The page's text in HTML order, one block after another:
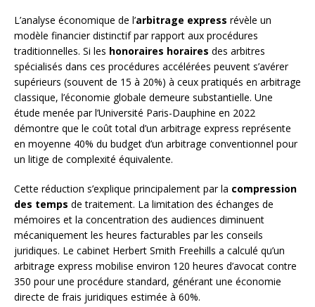
L’analyse économique de l’arbitrage express révèle un
modèle financier distinctif par rapport aux procédures
traditionnelles. Si les honoraires horaires des arbitres
spécialisés dans ces procédures accélérées peuvent s’avérer
supérieurs (souvent de 15 à 20%) à ceux pratiqués en arbitrage
classique, l’économie globale demeure substantielle. Une
étude menée par l’Université Paris-Dauphine en 2022
démontre que le coût total d’un arbitrage express représente
en moyenne 40% du budget d’un arbitrage conventionnel pour
un litige de complexité équivalente.
Cette réduction s’explique principalement par la compression
des temps de traitement. La limitation des échanges de
mémoires et la concentration des audiences diminuent
mécaniquement les heures facturables par les conseils
juridiques. Le cabinet Herbert Smith Freehills a calculé qu’un
arbitrage express mobilise environ 120 heures d’avocat contre
350 pour une procédure standard, générant une économie
directe de frais juridiques estimée à 60%.